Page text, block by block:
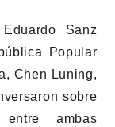
Sanz
Popular
Chen Luning,
sobre
entre ambas